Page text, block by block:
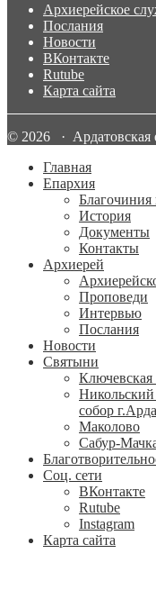
Архиерейское
Послания
Новости
ВКонтакте
Rutube
Карта сайта
© 2026 · Ардатовская
Главная
Епархия
История
Документы
Контакты
Архиерей
Проповеди
Интервью
Послания
Новости
Святыни
собор
Маколово
Сабур-
Соц. сети
ВКонтакте
Rutube
Instagram
Карта сайта